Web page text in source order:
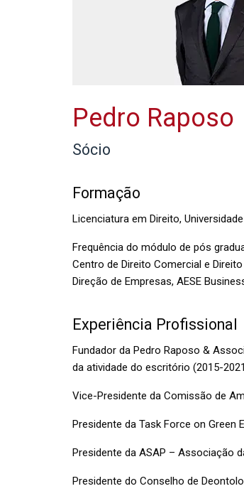
Pedro Raposo
Sócio
Formação
Licenciatura em Direito,
Frequência do módulo de pós
Centro de Direito Comercial e
Direção de Empresas, AESE
Experiência Profissional
Fundador da Pedro Raposo &
da atividade do escritório (2015-
Vice-Presidente da Comissão de
Presidente da Task Force on
Presidente da ASAP – Associação
Presidente do Conselho de